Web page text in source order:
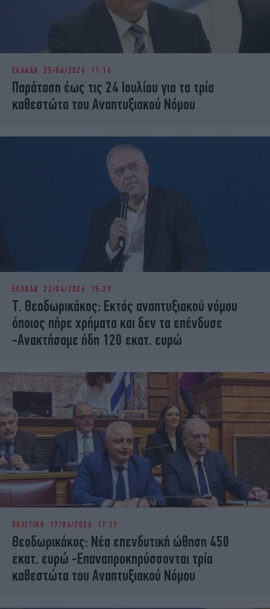
ΕΛΛΑΔΑ 25/06/2026 11:16
Παράταση έως τις 24 Ιουλίου για τα τρία
καθεστώτα του Αναπτυξιακού Νόμου
ΕΛΛΑΔΑ 22/04/2026 15:29
Τ. Θεοδωρικάκος: Εκτός αναπτυξιακού νόμου
όποιος πήρε χρήματα και δεν τα επένδυσε
-Ανακτήσαμε ήδη 120 εκατ. ευρώ
ΠΟΛΙΤΙΚΗ 17/04/2026 17:17
Θεοδωρικάκος: Νέα επενδυτική ώθηση 450
εκατ. ευρώ -Επαναπροκηρύσσονται τρία
καθεστώτα του Αναπτυξιακού Νόμου